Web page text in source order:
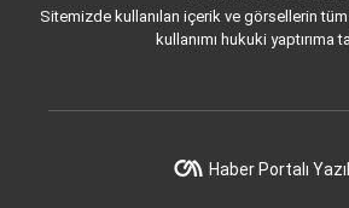
Sitemizde kullanılan içerik ve görsellerin tüm
kullanımı hukuki yaptırıma
Haber Portalı